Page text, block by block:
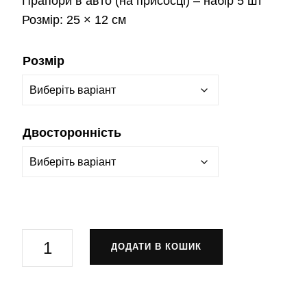
Розмір: 25 × 12 см
Розмір
Двосторонність
ремонтно
ДОДАТИ В КОШИК